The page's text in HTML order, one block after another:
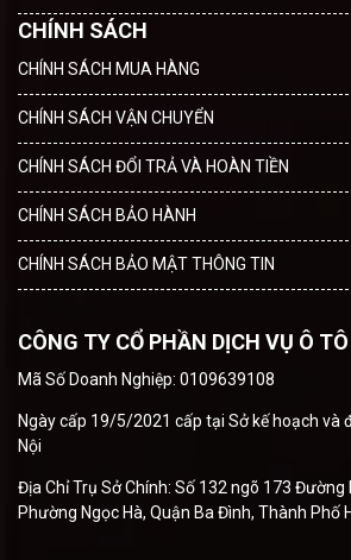
CHÍNH SÁCH
CHÍNH SÁCH MUA HÀNG
CHÍNH SÁCH VẬN CHUYỂN
CHÍNH SÁCH ĐỔI TRẢ VÀ HOÀN TIỀN
CHÍNH SÁCH BẢO HÀNH
CHÍNH SÁCH BẢO MẬT THÔNG TIN
CÔNG TY CỔ PHẦN DỊCH VỤ Ô
Mã Số Doanh Nghiệp: 0109639108
Ngày cấp 19/5/2021 cấp tại Sở kế hoạch và
Nội
Địa Chỉ Trụ Sở Chính: Số 132 ngõ 173 Đường
Phường Ngọc Hà, Quận Ba Đình, Thành Phố